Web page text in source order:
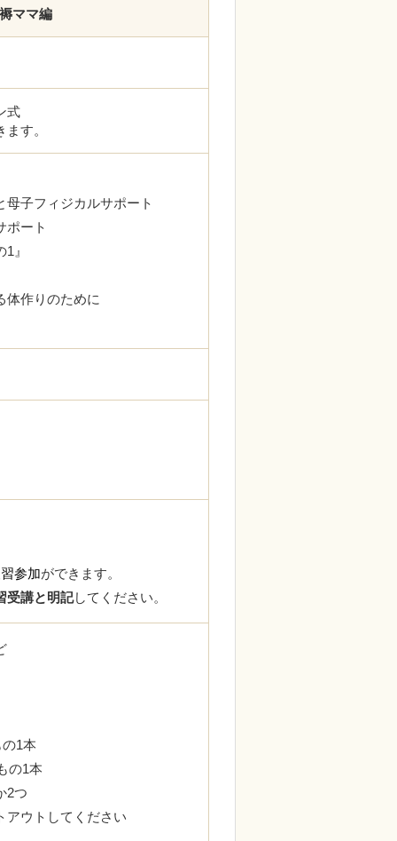
ママ編
式
す。
母子フィジカルサポート
ポート
の1』
ト
作りのために
参加ができます。
受講と明記してください。
1本
の1本
2つ
ウトしてください